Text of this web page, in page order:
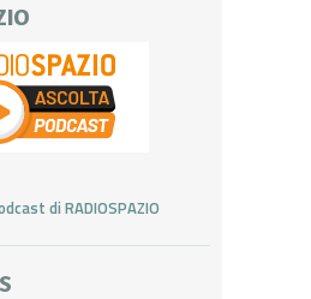
di RADIOSPAZIO